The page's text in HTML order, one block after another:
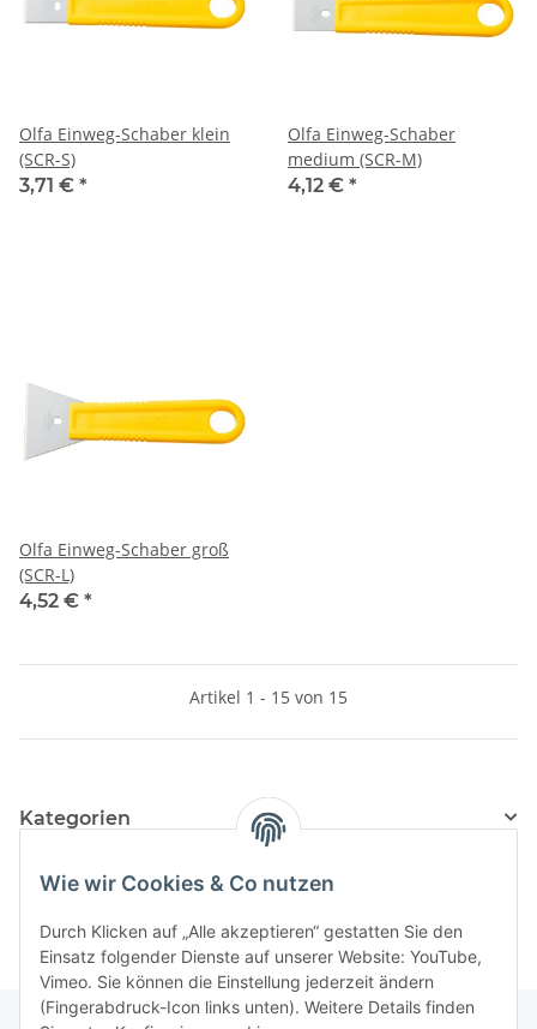
Wie wir Cookies & Co nutzen
Durch Klicken auf „Alle akzeptieren“ gestatten Sie den
Einsatz folgender Dienste auf unserer Website: YouTube,
Vimeo. Sie können die Einstellung jederzeit ändern
(Fingerabdruck-Icon links unten). Weitere Details finden
Olfa Einweg-Schaber klein
(SCR-S)
3,71 € *
Olfa Einweg-Schaber
medium (SCR-M)
4,12 € *
Olfa Einweg-Schaber groß
(SCR-L)
4,52 € *
Artikel 1 - 15 von 15
Kategorien
Hersteller